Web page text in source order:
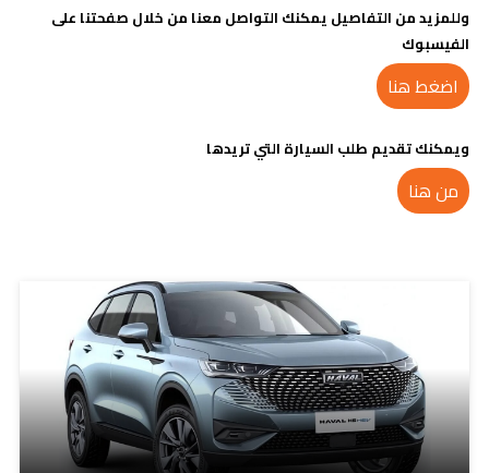
وللمزيد من التفاصيل يمكنك التواصل معنا من خلال صفحتنا على
الفيسبوك
اضغط هنا
ويمكنك تقديم طلب السيارة التي تريدها
من هنا